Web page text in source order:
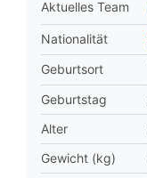
Aktuelles Team
Nationalität
Geburtsort
Geburtstag
Alter
Gewicht (kg)